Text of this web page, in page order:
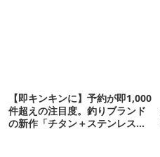
【即キンキンに】予約が即1,000
件超えの注目度。釣りブランド
の新作「チタン＋ステンレスの